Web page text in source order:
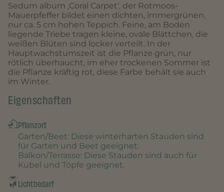
Sedum album ‚Coral Carpet‘, der Rotmoos-
Mauerpfeffer bildet einen dichten, immergrünen,
nur ca. 5 cm hohen Teppich. Feine, am Boden
liegende Triebe tragen kleine, ovale Blättchen, die
weißen Blüten sind locker verteilt. In der
Hauptwachstumszeit ist die Pflanze grün, nur
rötlich überhaucht, im eher trockenen Sommer ist
die Pflanze kräftig rot, diese Farbe behält sie auch
im Winter.
Eigenschaften
Pflanzort
Garten/Beet: Diese winterharten Stauden sind
für Garten und Beet geeignet.
Balkon/Terrasse: Diese Stauden sind auch für
Kübel und Töpfe geeignet.
Lichtbedarf